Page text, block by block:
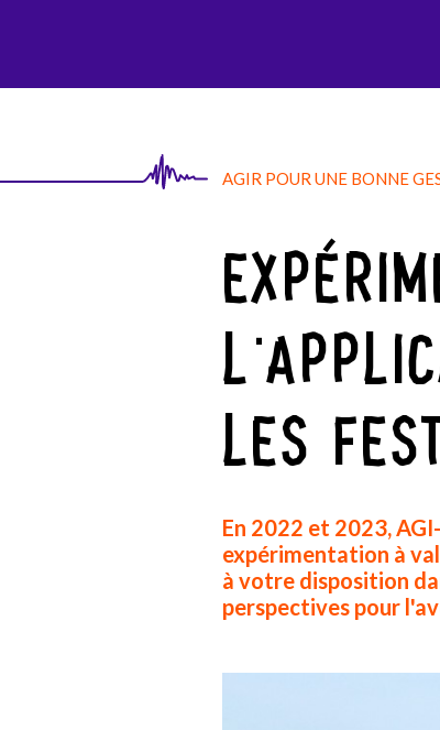
AGIR POUR UNE BONNE
LES
En 2022 et 2023,
expérimentation à
à votre disposition
perspectives pour